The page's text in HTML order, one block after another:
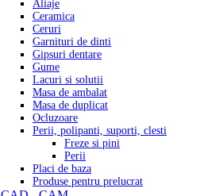
Aliaje
Ceramica
Ceruri
Garnituri de dinti
Gipsuri dentare
Gume
Lacuri si solutii
Masa de ambalat
Masa de duplicat
Ocluzoare
Perii, polipanti, suporti, clesti
Freze si pini
Perii
Placi de baza
Produse pentru prelucrat